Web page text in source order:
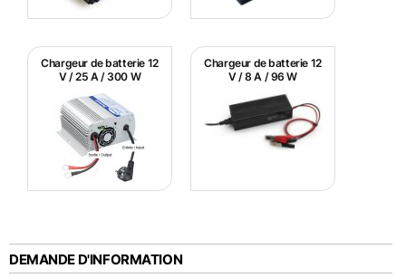
Chargeur de batterie 12
V / 25 A / 300 W
Chargeur de batterie 12
V / 8 A / 96 W
DEMANDE D'INFORMATION